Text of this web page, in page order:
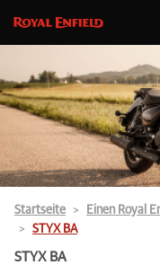
Startseite Einen Royal
STYX BA
STYX BA